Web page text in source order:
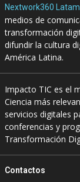
Nextwork360 Latam
medios de
transformación
difundir la cultura
América Latina.
Impacto TIC es el
Ciencia más
servicios digitales
conferencias y
Transformación
Contactos